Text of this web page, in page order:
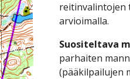
reitinvalintojen
arvioimalla.
Suositeltava
parhaiten
(pääkilpailujen